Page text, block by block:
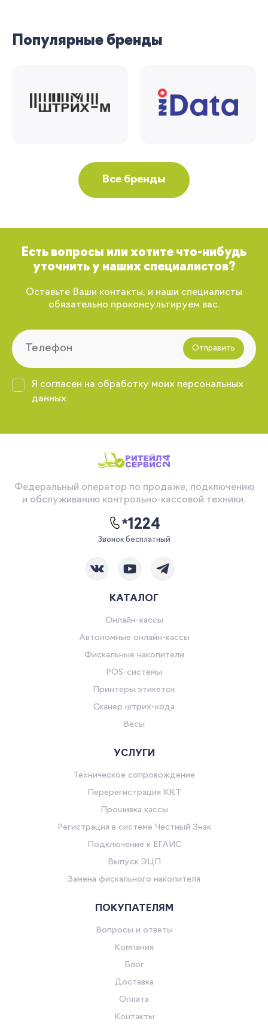
Популярные бренды
Все бренды
Есть вопросы или хотите что-нибудь
уточнить у наших специалистов?
Оставьте Ваши контакты, и наши специалисты
обязательно проконсультируем вас.
Отправить
Я согласен на обработку моих персональных
данных
Федеральный оператор по продаже, подключению
и обслуживанию контрольно-кассовой техники.
*1224
Звонок бесплатный
КАТАЛОГ
Онлайн-кассы
Автономные онлайн-кассы
Фискальные накопители
POS-системы
Принтеры этикеток
Сканер штрих-кода
Весы
УСЛУГИ
Техническое сопровождение
Перерегистрация ККТ
Прошивка кассы
Регистрация в системе Честный Знак
Подключение к ЕГАИС
Выпуск ЭЦП
Замена фискального накопителя
ПОКУПАТЕЛЯМ
Вопросы и ответы
Компания
Блог
Доставка
Оплата
Контакты